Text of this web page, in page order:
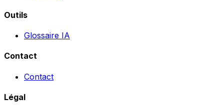
Outils
Glossaire IA
Contact
Contact
Légal